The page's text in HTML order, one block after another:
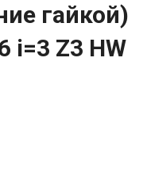
гайкой)
i=3 Z3 HW